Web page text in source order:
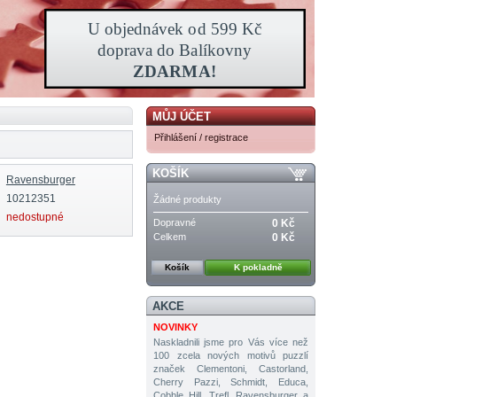
Ravensburger
10212351
nedostupné
MŮJ ÚČET
Přihlášení / registrace
KOŠÍK
Žádné produkty
Dopravné 0 Kč
Celkem 0 Kč
Košík K pokladně
AKCE
NOVINKY
Naskladnili jsme pro Vás více než
100 zcela nových motivů puzzlí
značek Clementoni, Castorland,
Cherry Pazzi, Schmidt, Educa,